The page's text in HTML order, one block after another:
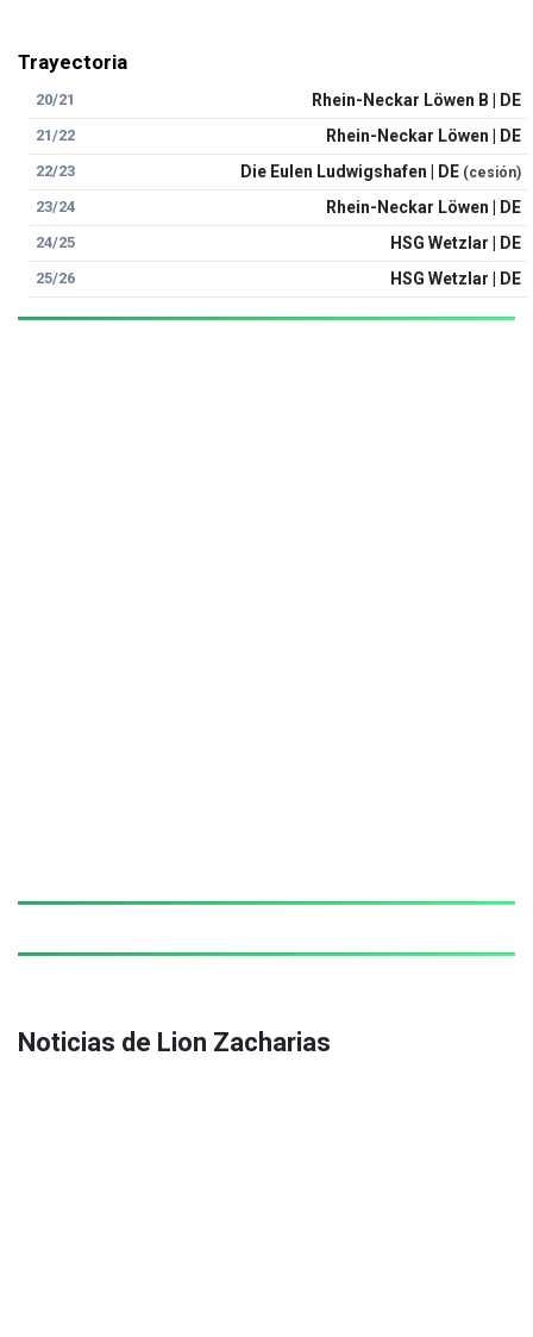
Trayectoria
20/21 Rhein-Neckar Löwen B | DE
21/22 Rhein-Neckar Löwen | DE
22/23 Die Eulen Ludwigshafen | DE (cesión)
23/24 Rhein-Neckar Löwen | DE
24/25 HSG Wetzlar | DE
25/26 HSG Wetzlar | DE
Noticias de Lion Zacharias